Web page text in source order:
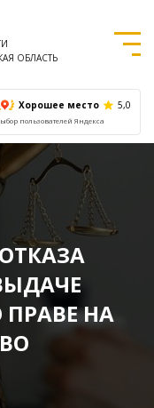
ОБЛАСТЬ
Хорошее место 5,0
пользователей Яндекса
ПРАВЕ НА